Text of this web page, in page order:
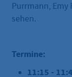
Purrmann,
sehen.
Termine:
11:15 -